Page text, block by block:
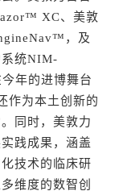
XC、美敦
，及
系统NIM-
年的进博舞台
作为本土创新的
同时，美敦力
践成果，涵盖
技术的临床研
维度的数智创